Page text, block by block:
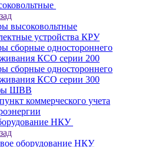
высоковольтные
устройства КРУ
сборные одностороннего
КСО серии 200
сборные одностороннего
КСО серии 300
ШВВ
коммерческого учета
НКУ
оборудование НКУ